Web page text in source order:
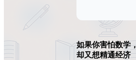
如果你害怕数学，
却又想精通经济